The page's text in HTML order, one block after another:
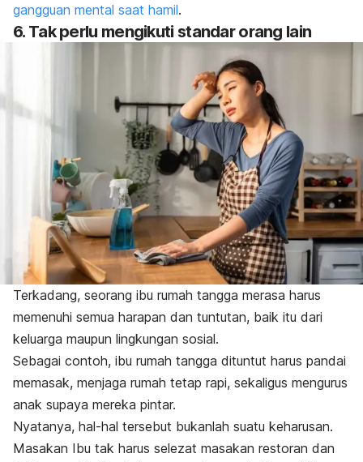
gangguan mental saat hamil.
6. Tak perlu mengikuti standar orang lain
Terkadang, seorang ibu rumah tangga merasa harus
memenuhi semua harapan dan tuntutan, baik itu dari
keluarga maupun lingkungan sosial.
Sebagai contoh, ibu rumah tangga dituntut harus pandai
memasak, menjaga rumah tetap rapi, sekaligus mengurus
anak supaya mereka pintar.
Nyatanya, hal-hal tersebut bukanlah suatu keharusan.
Masakan Ibu tak harus selezat masakan restoran dan